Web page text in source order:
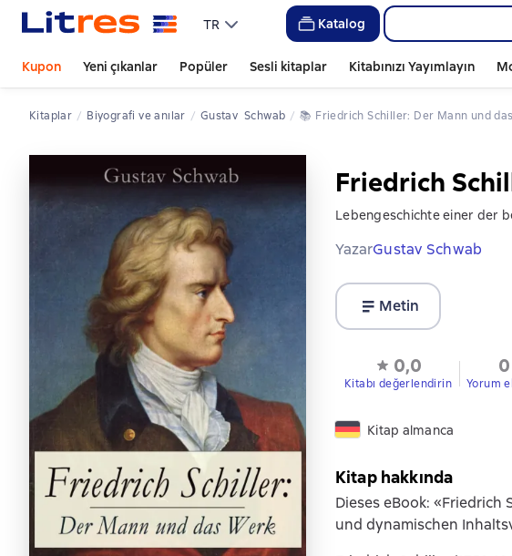
TR Katalog
Kupon Yeni çıkanlar Popüler Sesli kitaplar Kitabınızı Yayımlayın
Kitaplar biyografi ve anılar Gustav  Schwab 📚 Friedrich Schiller: Der Mann und
Friedrich
Lebengeschichte einer der
YazarGustav Schwab
Metin
0,0
Kitabı değerlendirin
0
Yorum
Kitap almanca
Kitap hakkında
Dieses eBook:
und dynamischen